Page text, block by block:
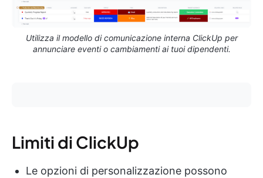
Utilizza il modello di comunicazione interna ClickUp per
annunciare eventi o cambiamenti ai tuoi dipendenti.
Limiti di ClickUp
Le opzioni di personalizzazione possono